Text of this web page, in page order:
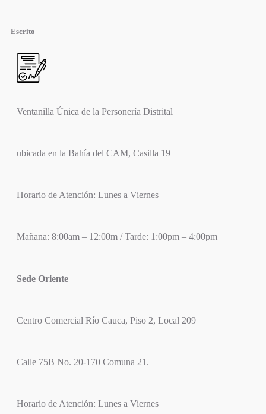
Escrito
Ventanilla Única de la Personería Distrital
ubicada en la Bahía del CAM, Casilla 19
Horario de Atención: Lunes a Viernes
Mañana: 8:00am – 12:00m / Tarde: 1:00pm – 4:00pm
Sede Oriente
Centro Comercial Río Cauca, Piso 2, Local 209
Calle 75B No. 20-170 Comuna 21.
Horario de Atención: Lunes a Viernes